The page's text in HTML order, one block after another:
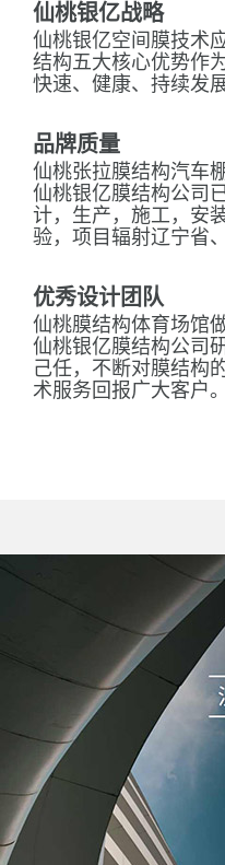
仙桃银亿战略
仙桃银亿空间膜技术
结构五大核心优势作
快速、健康、持续发展
品牌质量
仙桃张拉膜结构汽车
仙桃银亿膜结构公司
计，生产，施工，安
验，项目辐射辽宁省
优秀设计团队
仙桃膜结构体育场馆
仙桃银亿膜结构公司
己任，不断对膜结构
术服务回报广大客户。